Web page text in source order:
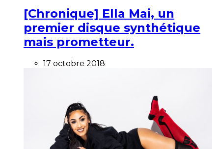
[Chronique] Ella Mai, un
premier disque synthétique
mais prometteur.
17 octobre 2018